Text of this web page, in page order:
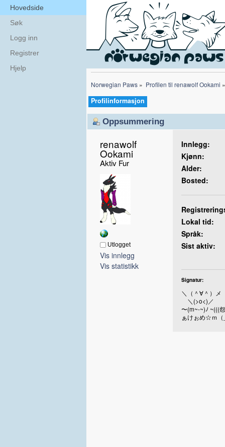
Hovedside
Søk
Logg inn
Registrer
Hjelp
Norwegian Paws » Profilen til renawolf Ookami »
Profilinformasjon
Oppsummering
renawolf
Ookami
Aktiv Fur
Utlogget
Vis innlegg
Vis statistikk
Innlegg:
Kjønn:
Alder:
Bosted:
Lokal tid:
Språk:
Sist aktiv:
Signatur:
＼（＾∀＾）メ
＼(>o<)／
〜(m~-~)ﾉ ~(((
ぁけぉめ☆ｍ（